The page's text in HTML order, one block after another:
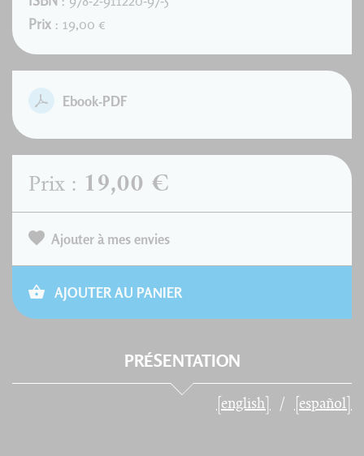
Prix : 19,00 €
Ebook-PDF
Prix : 19,00 €
Ajouter à mes envies
AJOUTER AU PANIER
PRÉSENTATION
[english] [español]